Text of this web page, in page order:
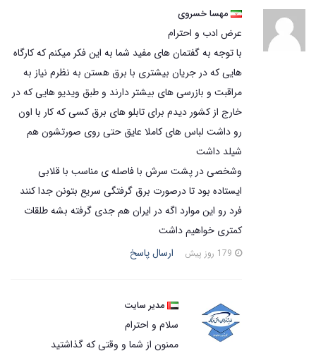
مهسا خسروی
عرض ادب و احترام
با توجه به گفتمان های مفید شما به این فکر میکنم که کارگاه
هایی که در جریان بیشتری با برق هستن به نظرم نیاز به
مراقبت و بازرسی های بیشتر دارند و طبق ویدیو هایی که در
خارج از کشور دیدم برای تابلو های برق کسی که کار با اون
رو داشت لباس های کاملا عایق حتی روی صورتشون هم
شیلد داشت
وشخصی در پشت سرش با فاصله ی مناسب با قلابی
ایستاده بود تا درصورت برق گرفتگی سریع بتونن جدا کنند
فرد رو این موارد اگه در ایران هم جدی گرفته بشه طلقات
کمتری خواهیم داشت
ارسال پاسخ
مدیر سایت
سلام و احترام
ممنون از شما و وقتی که گذاشتید